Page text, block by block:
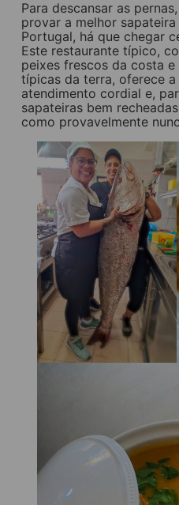
Para descansar as
provar a melhor
Portugal, há que chegar
Este restaurante típico,
peixes frescos da costa
típicas da terra, oferece
atendimento cordial e,
sapateiras bem
como provavelmente